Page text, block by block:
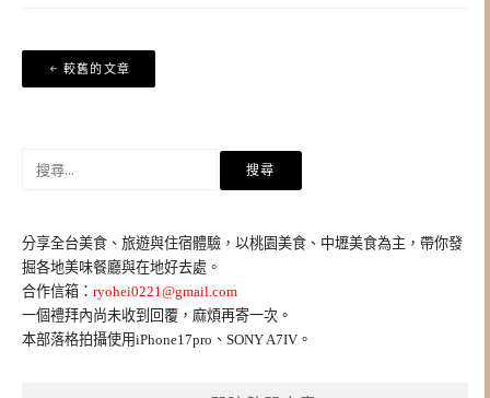
文
章
覽
較舊的文章
字:
分享全台美食、旅遊與住宿體驗，以桃園美食、中壢美食為主，帶你發
掘各地美味餐廳與在地好去處。
合作信箱： ryohei0221@gmail.com
一個禮拜內尚未收到回覆，麻煩再寄一次。
本部落格拍攝使用iPhone17pro、SONY A7IV。